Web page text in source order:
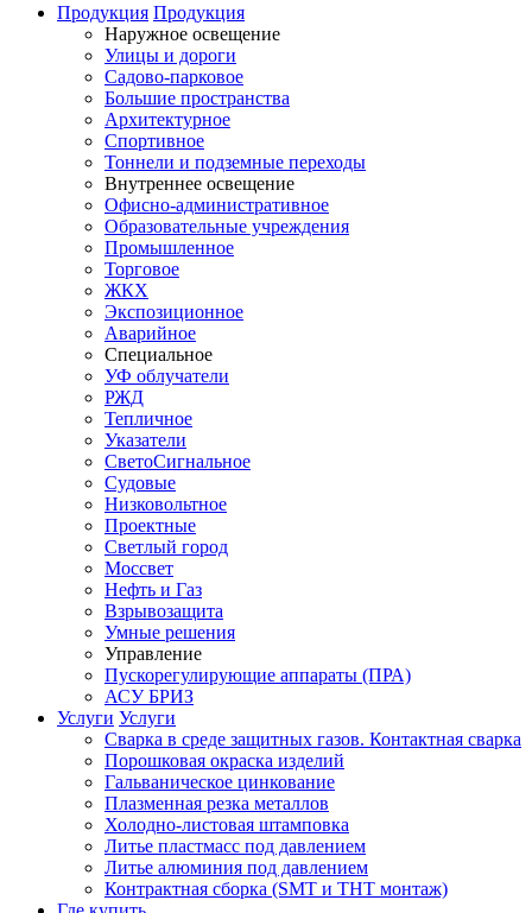
Продукция Продукция
Наружное освещение
Улицы и дороги
Садово-парковое
Большие пространства
Архитектурное
Спортивное
Тоннели и подземные переходы
Внутреннее освещение
Офисно-административное
Образовательные учреждения
Промышленное
Торговое
ЖКХ
Экспозиционное
Аварийное
Специальное
УФ облучатели
РЖД
Тепличное
Указатели
СветоСигнальное
Судовые
Низковольтное
Проектные
Светлый город
Моссвет
Нефть и Газ
Взрывозащита
Умные решения
Управление
Пускорегулирующие аппараты (ПРА)
АСУ БРИЗ
Услуги Услуги
Сварка в среде защитных газов. Контактная сварка
Порошковая окраска изделий
Гальваническое цинкование
Плазменная резка металлов
Холодно-листовая штамповка
Литье пластмасс под давлением
Литье алюминия под давлением
Контрактная сборка (SMT и THT монтаж)